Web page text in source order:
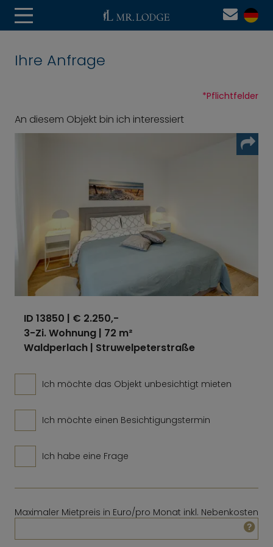
Ihre Anfrage
*Pflichtfelder
An diesem Objekt bin ich interessiert
ID 13850 | € 2.250,-
3-Zi. Wohnung | 72 m²
Waldperlach | Struwelpeterstraße
Ich möchte das Objekt unbesichtigt mieten
Ich möchte einen Besichtigungstermin
Ich habe eine Frage
Maximaler Mietpreis in Euro/pro Monat inkl. Nebenkosten